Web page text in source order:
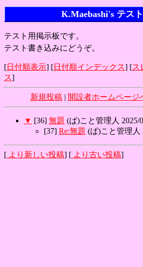
K.Maebashi's テス
テスト用掲示板です。
テスト書き込みにどうぞ。
[日付順表示] [日付順インデックス] [ス
ス]
新規投稿 | 開設者ホームページ
▼ [36] 無題 (ぱ)こと管理人 2025/
[37] Re:無題 (ぱ)こと管理人
[ より新しい投稿] [ より古い投稿]